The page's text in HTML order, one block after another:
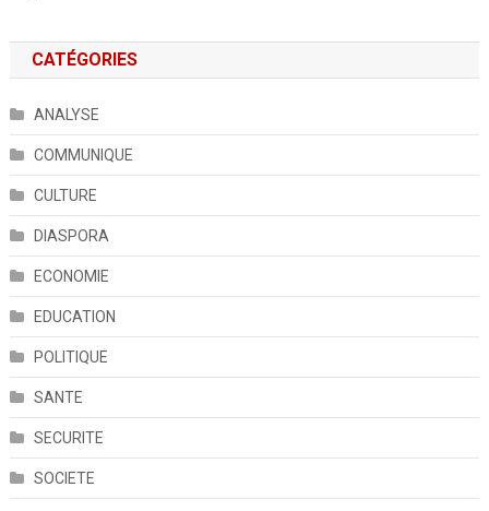
CATÉGORIES
ANALYSE
COMMUNIQUE
CULTURE
DIASPORA
ECONOMIE
EDUCATION
POLITIQUE
SANTE
SECURITE
SOCIETE